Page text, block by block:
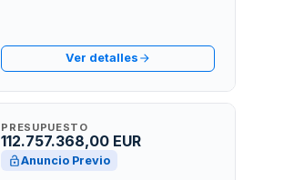
Ver detalles
PRESUPUESTO
112.757.368,00 EUR
Anuncio Previo